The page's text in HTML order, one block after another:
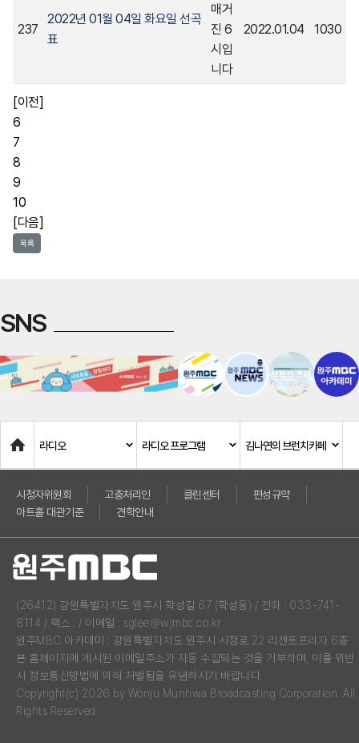
237
2022년 01월 04일 화요일 선곡
표
매거
진 6
시입
니다
2022.01.04 1030
[이전]
6
7
8
9
10
[다음]
목록
SNS
Home
라디오 라디오 프로그램 김나연의 브런치카페
시청자위원회 고충처리인 클린센터
편성규약
아트홀 대관기준
견학안내
(26412) 강원특별자치도 원주시 학성길 67 (학성동) / 전화 : 033-741-
8114 / 팩스 : / 이메일 : sglee@wjmbc.co.kr
원주MBC 아카데미 : 강원특별자치도 원주시 시청로 22 리젠트프라자 6층
본 홈페이지에 게시된 이메일주소가 자동 수집되는 것을 거부하며, 이를 위반
시 정보통신망법에 의해 처벌됨을 유념하시기 바랍니다.
Copyright(c) 2026 by Wonju Munhwa Broadcasting Corporation. All
Rights Reserved.